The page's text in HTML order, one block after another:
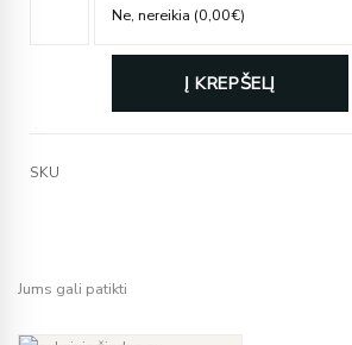
Į KREPŠELĮ
SKU
Jums gali patikti